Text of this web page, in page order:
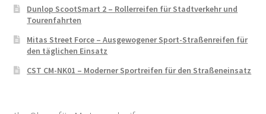
Dunlop ScootSmart 2 – Rollerreifen für Stadtverkehr und
Tourenfahrten
Mitas Street Force – Ausgewogener Sport-Straßenreifen für
den täglichen Einsatz
CST CM-NK01 – Moderner Sportreifen für den Straßeneinsatz